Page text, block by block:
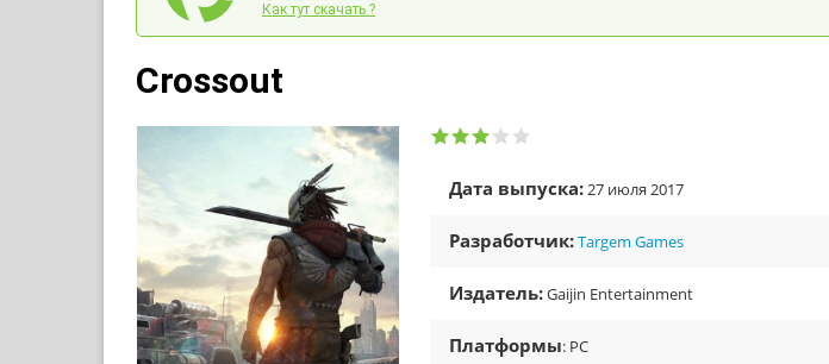
Как тут скачать ?
Crossout
Дата выпуска:27 июля 2017
Разработчик:Targem Games
Издатель:Gaijin Entertainment
Платформы: PC